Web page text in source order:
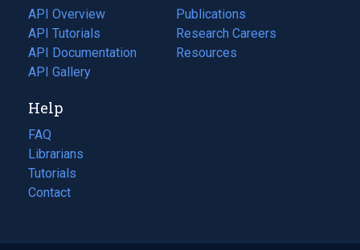
tab)
API Overview
API Tutorials
API Documentation
(opens
in
new
tab)
API Gallery
Publications
(opens
in
a
Research Careers
(opens
in
Resources
(opens
Help
FAQ
Librarians
Tutorials
Contact